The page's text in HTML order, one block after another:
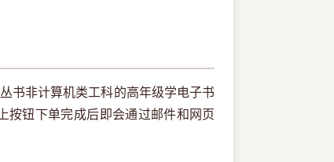
书非计算机类工科的高年级学电子书
按钮下单完成后即会通过邮件和网页